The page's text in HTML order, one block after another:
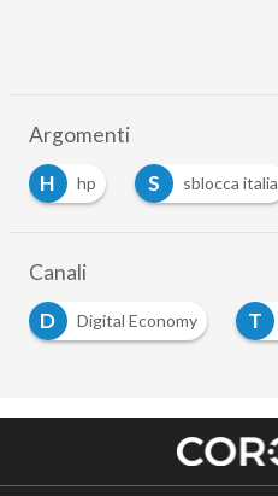
Argomenti
H
hp S sblocca italia
Canali
D
Digital Economy T